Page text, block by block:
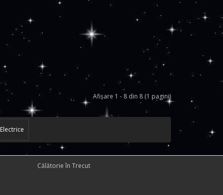
Afişare 1 - 8 din 8 (1 pagini)
Electrice
Călătorie în Trecut